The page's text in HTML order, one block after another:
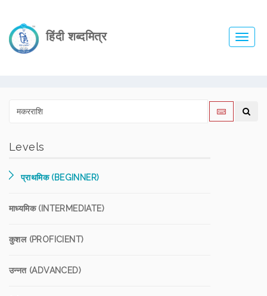
हिंदी शब्दमित्र
Levels
प्राथमिक (BEGINNER)
माध्यमिक (INTERMEDIATE)
कुशल (PROFICIENT)
उन्नत (ADVANCED)